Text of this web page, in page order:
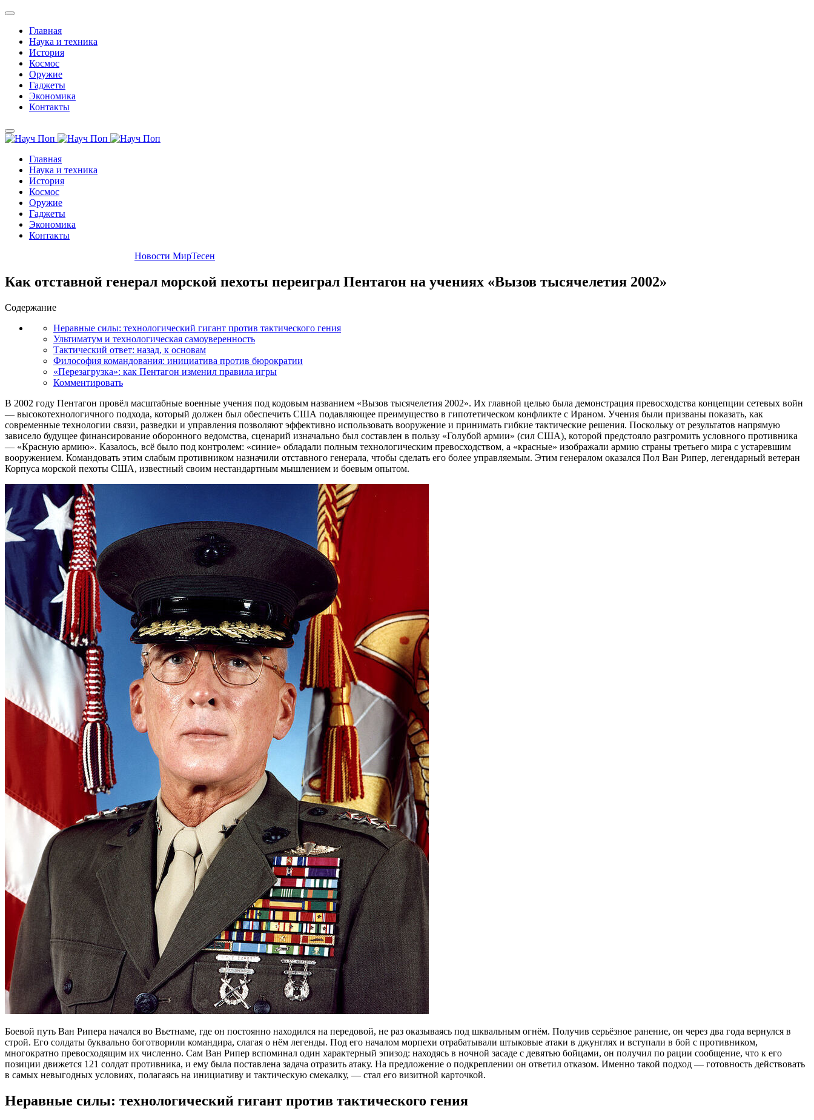
Главная
Наука и техника
История
Космос
Оружие
Гаджеты
Экономика
Контакты
Главная
Наука и техника
История
Космос
Оружие
Гаджеты
Экономика
Контакты
Новости МирТесен
Как отставной генерал морской пехоты переиграл Пентагон на учениях «Вызов тысячелетия 2002»
Содержание
Неравные силы: технологический гигант против тактического гения
Ультиматум и технологическая самоуверенность
Тактический ответ: назад, к основам
Философия командования: инициатива против бюрократии
«Перезагрузка»: как Пентагон изменил правила игры
Комментировать
В 2002 году Пентагон провёл масштабные военные учения под кодовым названием «Вызов тысячелетия 2002». Их главной целью была демонстрация превосходства концепции сетевых войн
— высокотехнологичного подхода, который должен был обеспечить США подавляющее преимущество в гипотетическом конфликте с Ираном. Учения были призваны показать, как
современные технологии связи, разведки и управления позволяют эффективно использовать вооружение и принимать гибкие тактические решения. Поскольку от результатов напрямую
зависело будущее финансирование оборонного ведомства, сценарий изначально был составлен в пользу «Голубой армии» (сил США), которой предстояло разгромить условного противника
— «Красную армию». Казалось, всё было под контролем: «синие» обладали полным технологическим превосходством, а «красные» изображали армию страны третьего мира с устаревшим
вооружением. Командовать этим слабым противником назначили отставного генерала, чтобы сделать его более управляемым. Этим генералом оказался Пол Ван Рипер, легендарный ветеран
Корпуса морской пехоты США, известный своим нестандартным мышлением и боевым опытом.
Боевой путь Ван Рипера начался во Вьетнаме, где он постоянно находился на передовой, не раз оказываясь под шквальным огнём. Получив серьёзное ранение, он через два года вернулся в
строй. Его солдаты буквально боготворили командира, слагая о нём легенды. Под его началом морпехи отрабатывали штыковые атаки в джунглях и вступали в бой с противником,
многократно превосходящим их численно. Сам Ван Рипер вспоминал один характерный эпизод: находясь в ночной засаде с девятью бойцами, он получил по рации сообщение, что к его
позиции движется 121 солдат противника, и ему была поставлена задача отразить атаку. На предложение о подкреплении он ответил отказом. Именно такой подход — готовность действовать
в самых невыгодных условиях, полагаясь на инициативу и тактическую смекалку, — стал его визитной карточкой.
Неравные силы: технологический гигант против тактического гения